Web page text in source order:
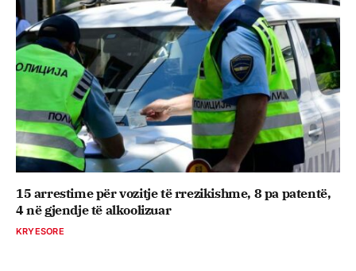
15 arrestime për vozitje të rrezikishme, 8 pa patentë,
4 në gjendje të alkoolizuar
KRYESORE